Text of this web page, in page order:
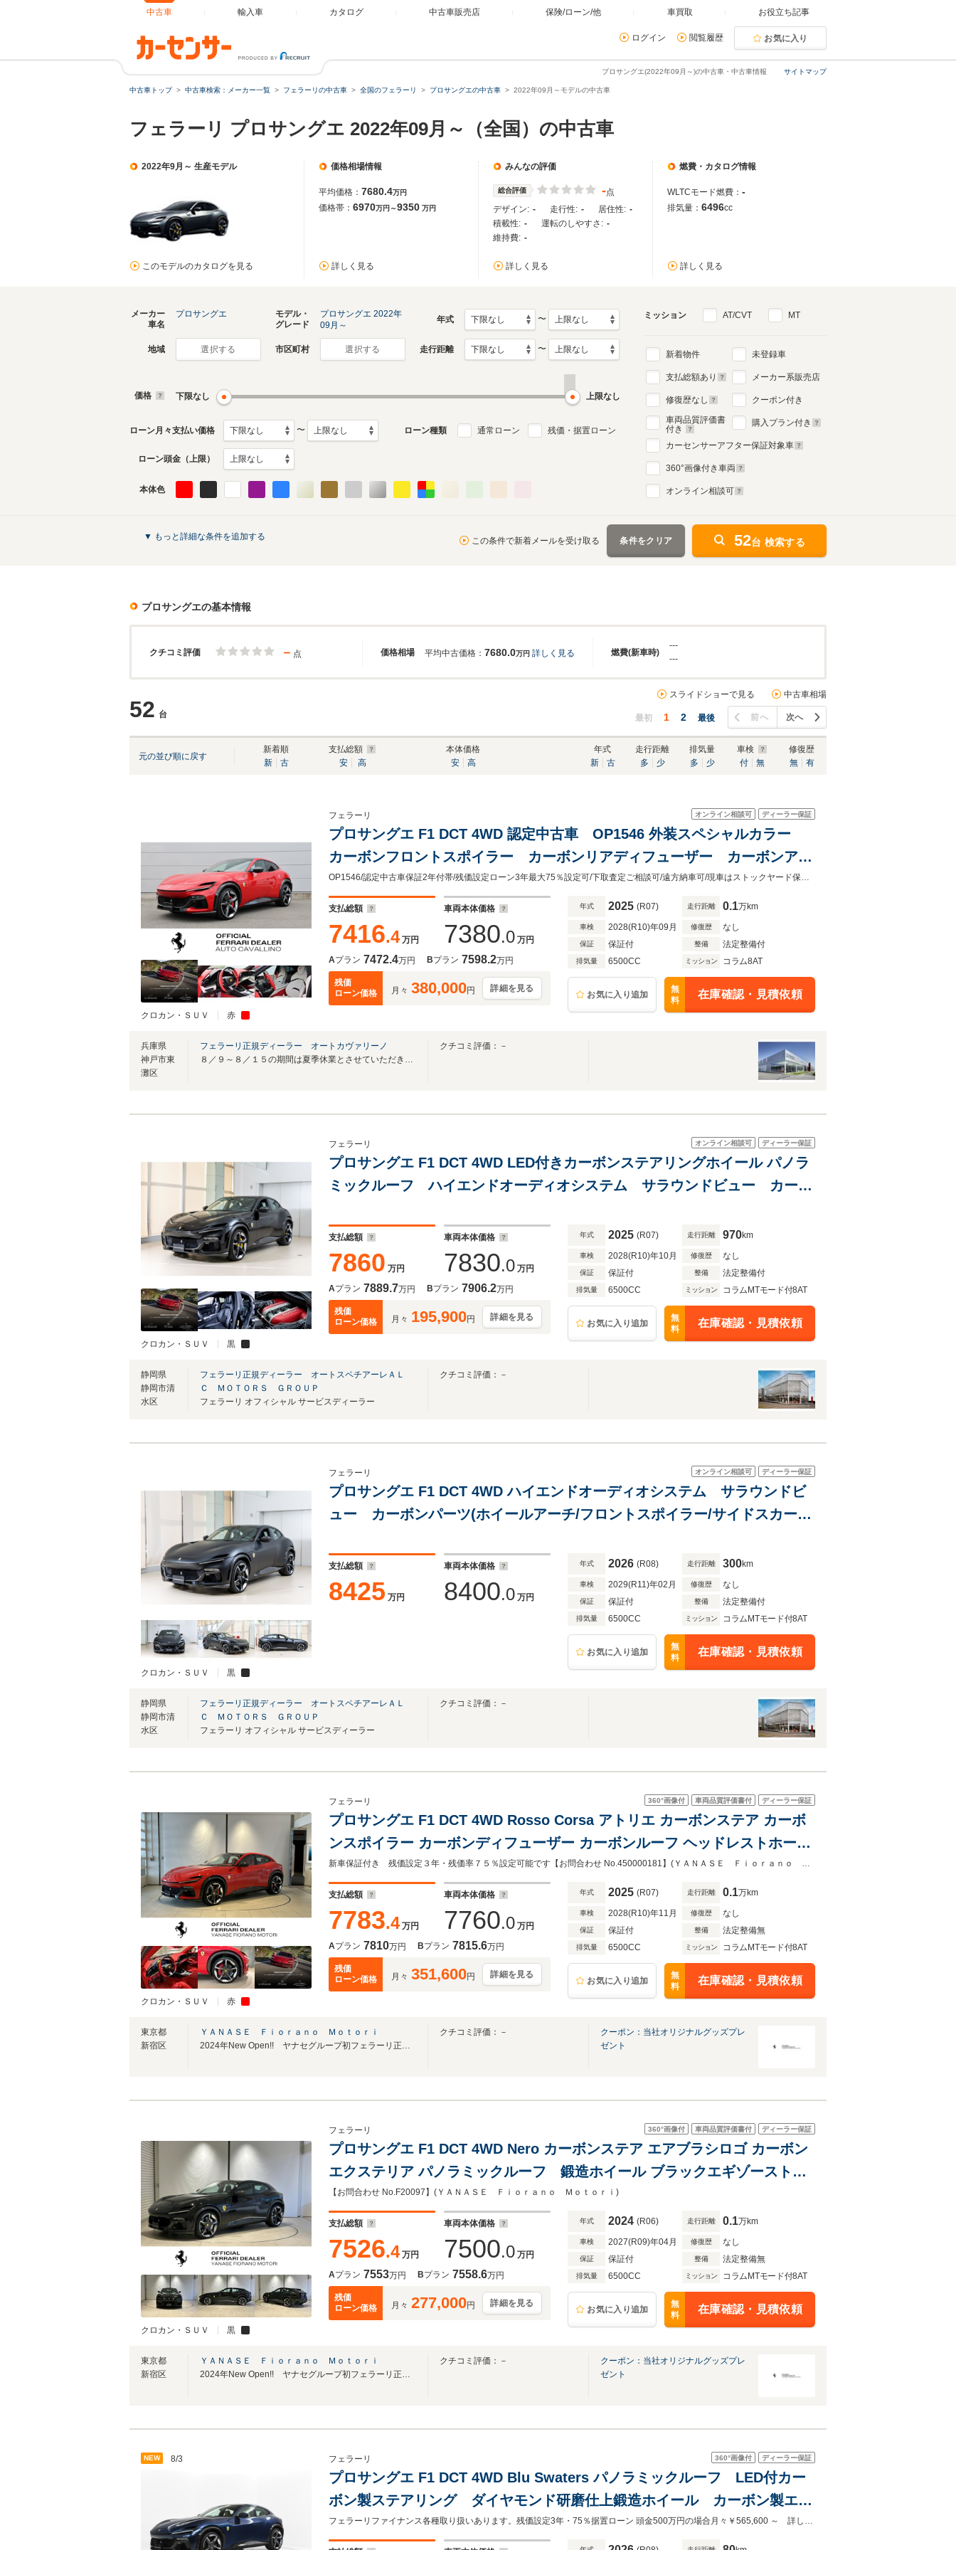
中古車 輸入車 カタログ 中古車販売店 保険/ローン/他 車買取 お役立ち記事
ログイン 閲覧履歴 お気に入り
サイトマップ
プロサングエ(2022年09月～)の中古車・中古車情報
中古車トップ 中古車検索：メーカー一覧 フェラーリの中古車 全国のフェラーリ プロサングエの中古車 2022年09月～モデルの中古車
フェラーリ プロサングエ 2022年09月～（全国）の中古車
2022年9月～ 生産モデル
このモデルのカタログを見る
価格相場情報
平均価格： 7680.4万円
価格帯： 6970万円～9350 万円
詳しく見る
みんなの評価
総合評価 -点
デザイン: - 走行性: - 居住性: -
積載性: - 運転のしやすさ: -
維持費: -
詳しく見る
燃費・カタログ情報
WLTCモード燃費： -
排気量： 6496cc
詳しく見る
メーカー
車名
プロサングエ
モデル・
グレード
プロサングエ 2022年
09月～
年式 〜
地域 選択する 市区町村 選択する 走行距離 〜
価格 下限なし 上限なし
ローン月々支払い価格 〜 ローン種類 通常ローン 残価・据置ローン
ローン頭金（上限）
本体色
ミッション AT/CVT MT
新着物件
支払総額あり
修復歴なし
車両品質評価書
付き
未登録車
メーカー系販売店
クーポン付き
購入プラン付き
カーセンサーアフター保証対象車
360°画像付き車両
オンライン相談可
▼ もっと詳細な条件を追加する この条件で新着メールを受け取る 条件をクリア 52台 検索する
プロサングエの基本情報
クチコミ評価 価格相場 燃費(新車時)
－ 点 平均中古価格： 7680.0万円 詳しく見る
---
---
52 台
スライドショーで見る 中古車相場
最初 1 2 最後 前へ 次へ
元の並び順に戻す
新着順
新
古
支払総額
安
高
本体価格
安
高
年式
新
古
走行距離
多
少
排気量
多
少
車検
付
無
修復歴
無
有
クロカン・ＳＵＶ 赤
オンライン相談可 ディーラー保証
フェラーリ
プロサングエ F1 DCT 4WD 認定中古車 OP1546 外装スペシャルカラー
カーボンフロントスポイラー カーボンリアディフューザー カーボンアウ
ターシルカバー カーボンホイールアーチ サスペンションリフター カー
ボンステアリングホイール
OP1546/認定中古車保証2年付帯/残価設定ローン3年最大75％設定可/下取査定ご相談可/遠方納車可/現車はストックヤード保管の為、ご確認希望の際は事前にお問い合わせください
支払総額
7416.4 万円
車両本体価格
7380.0 万円
Aプラン 7472.4万円 Bプラン 7598.2万円
残価
ローン価格
月々 380,000円 詳細を見る
年式 2025 (R07) 走行距離 0.1万km
車検 2028(R10)年09月 修復歴 なし
保証 保証付 整備 法定整備付
排気量 6500CC ミッション コラム8AT
お気に入り追加
無
料
在庫確認・見積依頼
兵庫県
神戸市東
灘区
フェラーリ正規ディーラー オートカヴァリーノ
８／９～８／１５の期間は夏季休業とさせていただきます。
クチコミ評価：－
クロカン・ＳＵＶ 黒
オンライン相談可 ディーラー保証
フェラーリ
プロサングエ F1 DCT 4WD LED付きカーボンステアリングホイール パノラ
ミックルーフ ハイエンドオーディオシステム サラウンドビュー カーボ
ューザー)
支払総額
7860 万円
車両本体価格
7830.0 万円
Aプラン 7889.7万円 Bプラン 7906.2万円
残価
ローン価格
月々 195,900円 詳細を見る
年式 2025 (R07) 走行距離 970km
車検 2028(R10)年10月 修復歴 なし
保証 保証付 整備 法定整備付
排気量 6500CC ミッション コラムMTモード付8AT
お気に入り追加
無
料
在庫確認・見積依頼
静岡県
静岡市清
水区
フェラーリ正規ディーラー オートスペチアーレＡＬ
Ｃ ＭＯＴＯＲＳ ＧＲＯＵＰ
フェラーリ オフィシャル サービスディーラー
クチコミ評価：－
クロカン・ＳＵＶ 黒
オンライン相談可 ディーラー保証
フェラーリ
プロサングエ F1 DCT 4WD ハイエンドオーディオシステム サラウンドビ
ュー カーボンパーツ(ホイールアーチ/フロントスポイラー/サイドスカー
支払総額
8425 万円
車両本体価格
8400.0 万円
年式 2026 (R08) 走行距離 300km
車検 2029(R11)年02月 修復歴 なし
保証 保証付 整備 法定整備付
排気量 6500CC ミッション コラムMTモード付8AT
お気に入り追加
無
料
在庫確認・見積依頼
静岡県
静岡市清
水区
フェラーリ正規ディーラー オートスペチアーレＡＬ
Ｃ ＭＯＴＯＲＳ ＧＲＯＵＰ
フェラーリ オフィシャル サービスディーラー
クチコミ評価：－
クロカン・ＳＵＶ 赤
360°画像付 車両品質評価書付 ディーラー保証
フェラーリ
プロサングエ F1 DCT 4WD Rosso Corsa アトリエ カーボンステア カーボ
ンスポイラー カーボンディフューザー カーボンルーフ ヘッドレストホース
ステッチ プレミアムオーディオ サスペンションリフター
新車保証付き 残価設定３年・残価率７５％設定可能です【お問合わせ No.450000181】(ＹＡＮＡＳＥ Ｆｉｏｒａｎｏ Ｍｏｔｏｒｉ)
支払総額
7783.4 万円
車両本体価格
7760.0 万円
Aプラン 7810万円 Bプラン 7815.6万円
残価
ローン価格
月々 351,600円 詳細を見る
年式 2025 (R07) 走行距離 0.1万km
車検 2028(R10)年11月 修復歴 なし
保証 保証付 整備 法定整備無
排気量 6500CC ミッション コラムMTモード付8AT
お気に入り追加
無
料
在庫確認・見積依頼
東京都
新宿区
ＹＡＮＡＳＥ Ｆｉｏｒａｎｏ Ｍｏｔｏｒｉ
2024年New Open!! ヤナセグループ初フェラーリ正規販売店
クチコミ評価：－
クーポン：当社オリジナルグッズプレ
ゼント
クロカン・ＳＵＶ 黒
360°画像付 車両品質評価書付 ディーラー保証
フェラーリ
プロサングエ F1 DCT 4WD Nero カーボンステア エアブラシロゴ カーボン
エクステリア パノラミックルーフ 鍛造ホイール ブラックエギゾーストパ
イプ ヘッドレスト跳馬ステッチ
【お問合わせ No.F20097】(ＹＡＮＡＳＥ Ｆｉｏｒａｎｏ Ｍｏｔｏｒｉ)
支払総額
7526.4 万円
車両本体価格
7500.0 万円
Aプラン 7553万円 Bプラン 7558.6万円
残価
ローン価格
月々 277,000円 詳細を見る
年式 2024 (R06) 走行距離 0.1万km
車検 2027(R09)年04月 修復歴 なし
保証 保証付 整備 法定整備無
排気量 6500CC ミッション コラムMTモード付8AT
お気に入り追加
無
料
在庫確認・見積依頼
東京都
新宿区
ＹＡＮＡＳＥ Ｆｉｏｒａｎｏ Ｍｏｔｏｒｉ
2024年New Open!! ヤナセグループ初フェラーリ正規販売店
クチコミ評価：－
クーポン：当社オリジナルグッズプレ
ゼント
NEW 8/3 360°画像付 ディーラー保証
フェラーリ
プロサングエ F1 DCT 4WD Blu Swaters パノラミックルーフ LED付カー
ボン製ステアリング ダイヤモンド研磨仕上鍛造ホイール カーボン製エク
ステリア
フェラーリファイナンス各種取り扱いあります。残価設定3年・75％据置ローン 頭金500万円の場合月々￥565,600 ～ 詳しくは営業担当までお尋ねください。